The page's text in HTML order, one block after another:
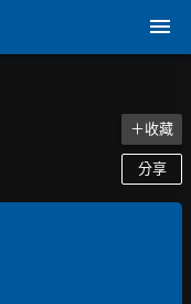
＋收藏
分享